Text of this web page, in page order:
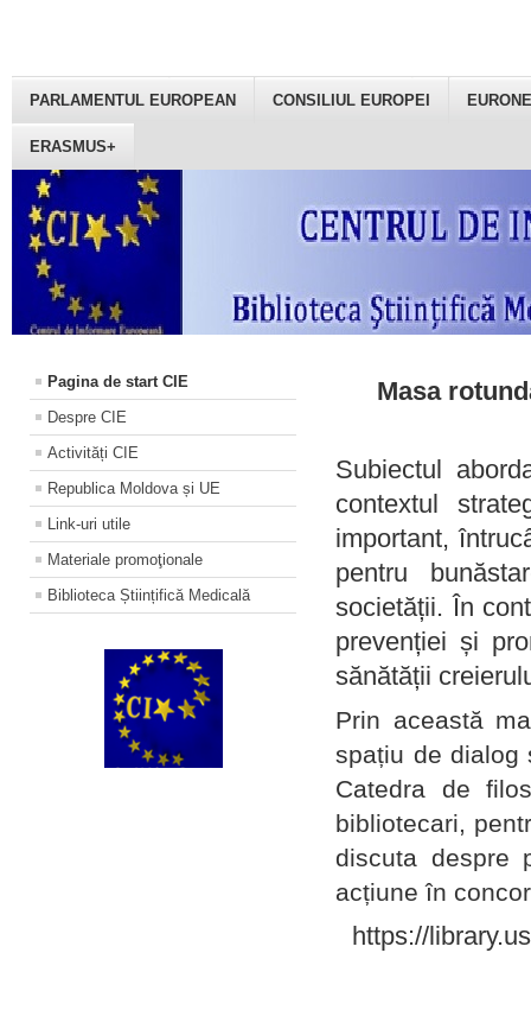
PARLAMENTUL EUROPEAN CONSILIUL EUROPEI
ERASMUS+
Pagina de start CIE
Despre CIE
Activități CIE
Republica Moldova și UE
Link-uri utile
Materiale promoţionale
Biblioteca Științifică Medicală
Masa
Subiectul
contextul
important,
pentru
societății. În
prevenției și
sănătății
Prin această
spațiu de dialog
Catedra de
bibliotecari,
discuta despre
acțiune în
https://